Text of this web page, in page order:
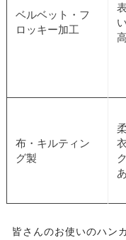
ベルベット・フ
ロッキー加工
い
布・キルティン
グ製
皆さんのお使いのハン